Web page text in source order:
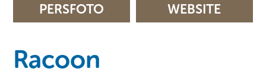
PERSFOTO WEBSITE
Racoon